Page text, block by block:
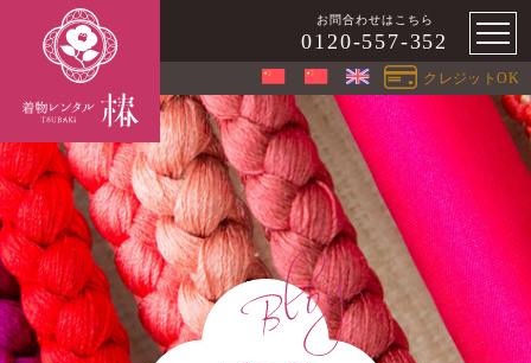
お問合わせはこちら
0120-557-352
クレジットOK